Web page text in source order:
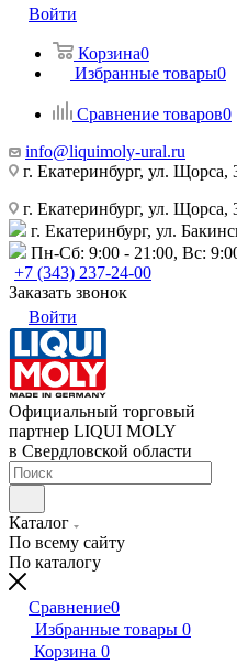
Войти
Корзина0
Избранные товары0
Сравнение товаров0
info@liquimoly-ural.ru
г. Екатеринбург, ул. Щорса,
г. Екатеринбург, ул. Щорса,
г. Екатеринбург, ул.
Пн-Сб: 9:00 - 21:00, Вс:
+7 (343) 237-24-00
Заказать звонок
Войти
Официальный торговый
партнер LIQUI MOLY
в Свердловской области
Каталог
По всему сайту
По каталогу
Сравнение0
Избранные товары 0
Корзина 0